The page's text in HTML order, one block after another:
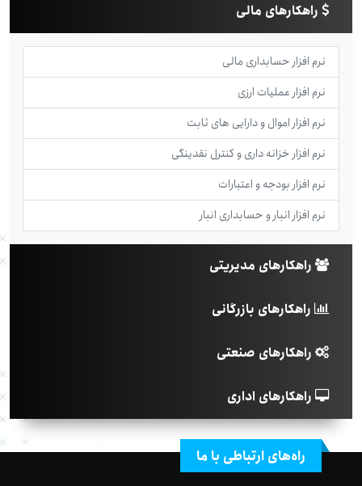
راهکارهای مالی
نرم افزار حسابداری مالی
نرم افزار عملیات ارزی
نرم افزار اموال و دارایی های ثابت
نرم افزار خزانه داری و کنترل نقدینگی
نرم افزار بودجه و اعتبارات
نرم افزار انبار و حسابداری انبار
راهکارهای مدیریتی
راهکارهای بازرگانی
راهکارهای صنعتی
راهکارهای اداری
راه‌های ارتباطی با ما